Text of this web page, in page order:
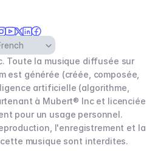
Language
Toute la musique diffusée sur
est générée (créée, composée,
artificielle (algorithme,
à Mubert® Inc et licenciée
pour un usage personnel.
l'enregistrement et la
musique sont interdites.